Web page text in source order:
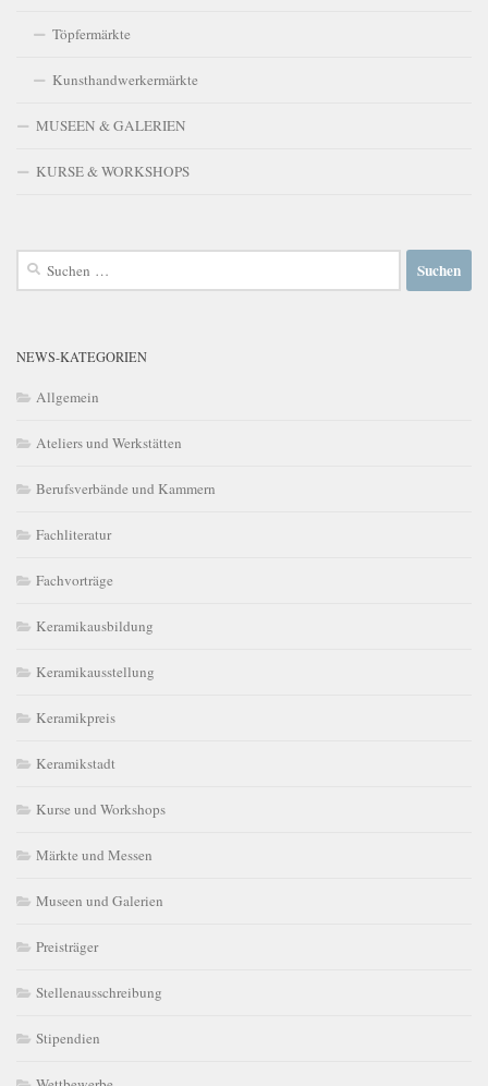
Töpfermärkte
Kunsthandwerkermärkte
MUSEEN & GALERIEN
KURSE & WORKSHOPS
Suchen
NEWS-KATEGORIEN
Allgemein
Ateliers und Werkstätten
Berufsverbände und Kammern
Fachliteratur
Fachvorträge
Keramikausbildung
Keramikausstellung
Keramikpreis
Keramikstadt
Kurse und Workshops
Märkte und Messen
Museen und Galerien
Preisträger
Stellenausschreibung
Stipendien